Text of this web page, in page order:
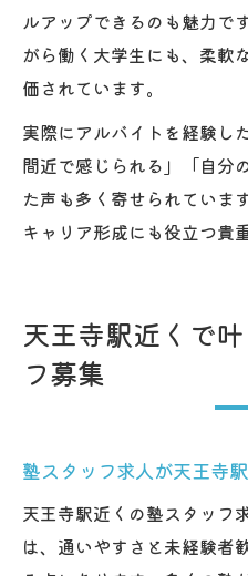
ルアップできるのも魅力で
がら働く大学生にも、柔軟
価されています。
実際にアルバイトを経験し
間近で感じられる」「自分
た声も多く寄せられていま
キャリア形成にも役立つ貴
天王寺駅近くで
フ募集
塾スタッフ求人が天王寺
天王寺駅近くの塾スタッフ
は、通いやすさと未経験者